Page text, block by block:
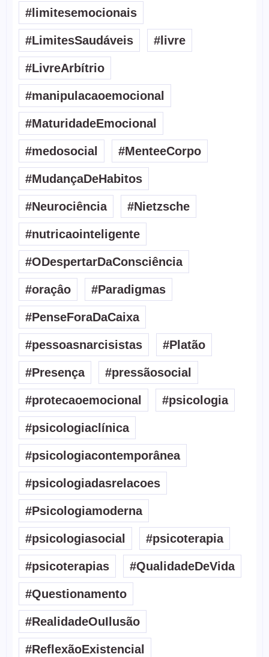
#limitesemocionais
#LimitesSaudáveis #livre
#LivreArbítrio
#manipulacaoemocional
#MaturidadeEmocional
#medosocial #MenteeCorpo
#MudançaDeHabitos
#Neurociência #Nietzsche
#nutricaointeligente
#ODespertarDaConsciência
#oraçâo #Paradigmas
#PenseForaDaCaixa
#pessoasnarcisistas #Platão
#Presença #pressãosocial
#protecaoemocional #psicologia
#psicologiaclínica
#psicologiacontemporânea
#psicologiadasrelacoes
#Psicologiamoderna
#psicologiasocial #psicoterapia
#psicoterapias #QualidadeDeVida
#Questionamento
#RealidadeOuIlusão
#ReflexãoExistencial